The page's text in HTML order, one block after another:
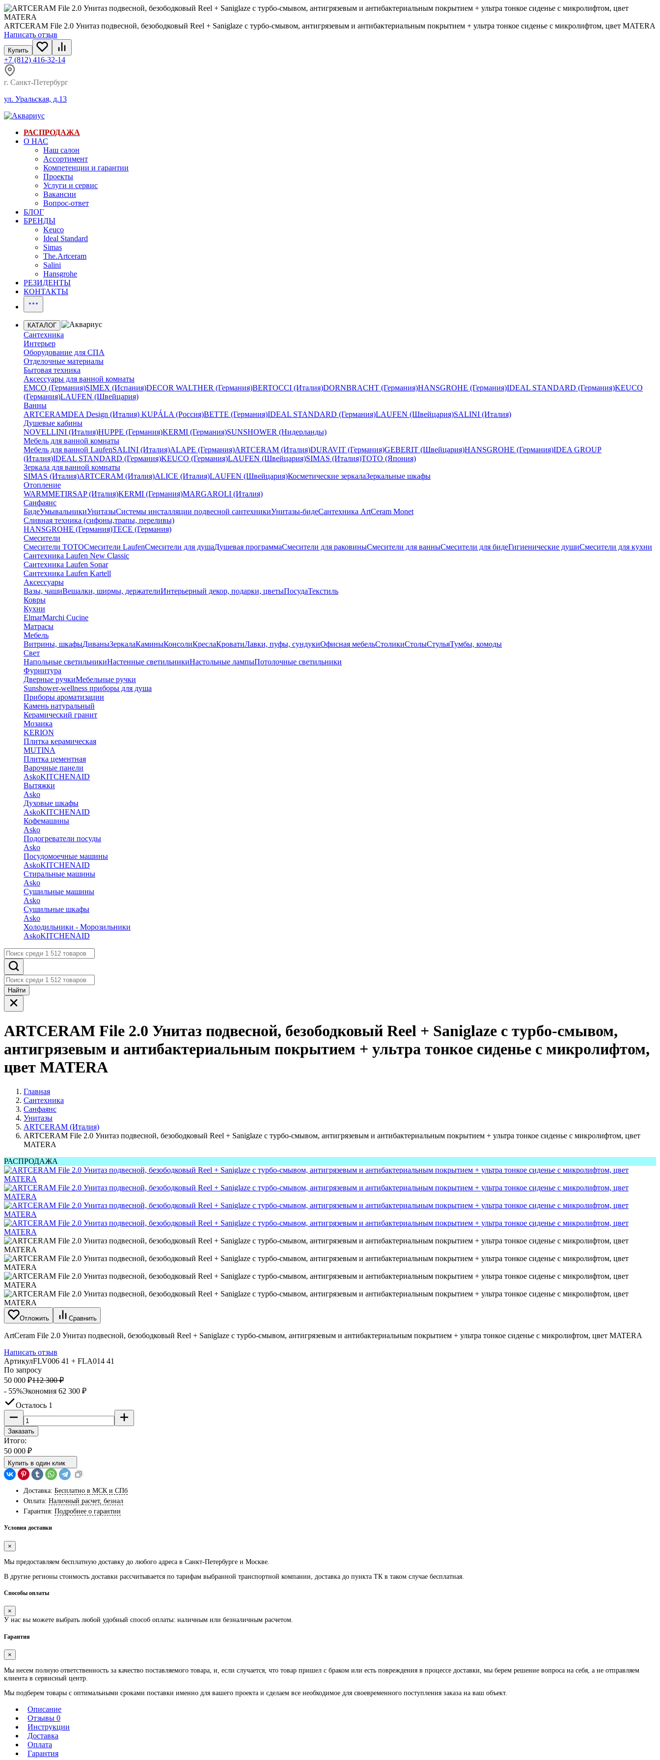
ARTCERAM File 2.0 Унитаз подвесной, безободковый Reel + Saniglaze с турбо-смывом, антигрязевым и антибактериальным покрытием + ультра тонкое сиденье с микролифтом, цвет MATERA
Написать отзыв
Купить
+7 (812) 416-32-14
г. Санкт-Петербург
ул. Уральская, д.13
РАСПРОДАЖА
О НАС
Наш салон
Ассортимент
Компетенции и гарантии
Проекты
Услуги и сервис
Вакансии
Вопрос-ответ
БЛОГ
БРЕНДЫ
Keuco
Ideal Standard
Simas
The.Artceram
Salini
Hansgrohe
РЕЗИДЕНТЫ
КОНТАКТЫ
КАТАЛОГ
Сантехника
Интерьер
Оборудование для СПА
Отделочные материалы
Бытовая техника
Аксессуары для ванной комнаты
EMCO (Германия)SIMEX (Испания)DECOR WALTHER (Германия)BERTOCCI (Италия)DORNBRACHT (Германия)HANSGROHE (Германия)IDEAL STANDARD (Германия)KEUCO
(Германия)LAUFEN (Швейцария)
Ванны
ARTCERAMDEA Design (Италия) KUPÁLA (Россия)BETTE (Германия)IDEAL STANDARD (Германия)LAUFEN (Швейцария)SALINI (Италия)
Душевые кабины
NOVELLINI (Италия)HUPPE (Германия)KERMI (Германия)SUNSHOWER (Нидерланды)
Мебель для ванной комнаты
Мебель для ванной LaufenSALINI (Италия)ALAPE (Германия)ARTCERAM (Италия)DURAVIT (Германия)GEBERIT (Швейцария)HANSGROHE (Германия)IDEA GROUP
(Италия)IDEAL STANDARD (Германия)KEUCO (Германия)LAUFEN (Швейцария)SIMAS (Италия)TOTO (Япония)
Зеркала для ванной комнаты
SIMAS (Италия)ARTCERAM (Италия)ALICE (Италия)LAUFEN (Швейцария)Косметические зеркалаЗеркальные шкафы
Отопление
WARMMETIRSAP (Италия)KERMI (Германия)MARGAROLI (Италия)
Санфаянс
БидеУмывальникиУнитазыСистемы инсталляции подвесной сантехникиУнитазы-бидеСантехника ArtCeram Monet
Сливная техника (сифоны,трапы, переливы)
HANSGROHE (Германия)TECE (Германия)
Смесители
Смесители TOTOСмесители LaufenСмесители для душаДушевая программаСмесители для раковиныСмесители для ванныСмесители для бидеГигиенические душиСмесители для кухни
Сантехника Laufen New Classic
Сантехника Laufen Sonar
Сантехника Laufen Kartell
Аксессуары
Вазы, чашиВешалки, ширмы, держателиИнтерьерный декор, подарки, цветыПосудаТекстиль
Ковры
Кухни
ElmarMarchi Cucine
Матрасы
Мебель
Витрины, шкафыДиваныЗеркалаКаминыКонсолиКреслаКроватиЛавки, пуфы, сундукиОфисная мебельСтоликиСтолыСтульяТумбы, комоды
Свет
Напольные светильникиНастенные светильникиНастольные лампыПотолочные светильники
Фурнитура
Дверные ручкиМебельные ручки
Sunshower-wellness приборы для душа
Приборы ароматизации
Камень натуральный
Керамический гранит
Мозаика
KERION
Плитка керамическая
MUTINA
Плитка цементная
Варочные панели
AskoKITCHENAID
Вытяжки
Asko
Духовые шкафы
AskoKITCHENAID
Кофемашины
Asko
Подогреватели посуды
Asko
Посудомоечные машины
AskoKITCHENAID
Стиральные машины
Asko
Сушильные машины
Asko
Сушильные шкафы
Asko
Холодильники - Морозильники
AskoKITCHENAID
Найти
ARTCERAM File 2.0 Унитаз подвесной, безободковый Reel + Saniglaze с турбо-смывом,
антигрязевым и антибактериальным покрытием + ультра тонкое сиденье с микролифтом,
цвет MATERA
Главная
Сантехника
Санфаянс
Унитазы
ARTCERAM (Италия)
ARTCERAM File 2.0 Унитаз подвесной, безободковый Reel + Saniglaze с турбо-смывом, антигрязевым и антибактериальным покрытием + ультра тонкое сиденье с микролифтом, цвет
MATERA
РАСПРОДАЖА
Отложить Сравнить
ArtCeram File 2.0 Унитаз подвесной, безободковый Reel + Saniglaze с турбо-смывом, антигрязевым и антибактериальным покрытием + ультра тонкое сиденье с микролифтом, цвет MATERA
Написать отзыв
АртикулFLV006 41 + FLA014 41
По запросу
50 000 ₽112 300 ₽
- 55%Экономия 62 300 ₽
Осталось 1
Заказать
Итого:
50 000 ₽
Купить в один клик
Доставка: Бесплатно в МСК и СПб
Оплата: Наличный расчет, безнал
Гарантия: Подробнее о гарантии
Условия доставки
×
Мы предоставляем бесплатную доставку до любого адреса в Санкт-Петербурге и Москве.
В другие регионы стоимость доставки рассчитывается по тарифам выбранной транспортной компании, доставка до пункта ТК в таком случае бесплатная
Способы оплаты
×
У нас вы можете выбрать любой удобный способ оплаты: наличным или безналичным расчетом.
Гарантия
×
Мы несем полную ответственность за качество поставляемого товара, и, если случается, что товар пришел с браком или есть повреждения в процессе доставки, мы берем решение вопроса на себя, а не отправляем
клиента в сервисный центр.
Мы подберем товары с оптимальными сроками поставки именно для вашего проекта и сделаем все необходимое для своевременного поступления заказа на ваш объект.
Описание
Отзывы 0
Инструкции
Доставка
Оплата
Гарантия